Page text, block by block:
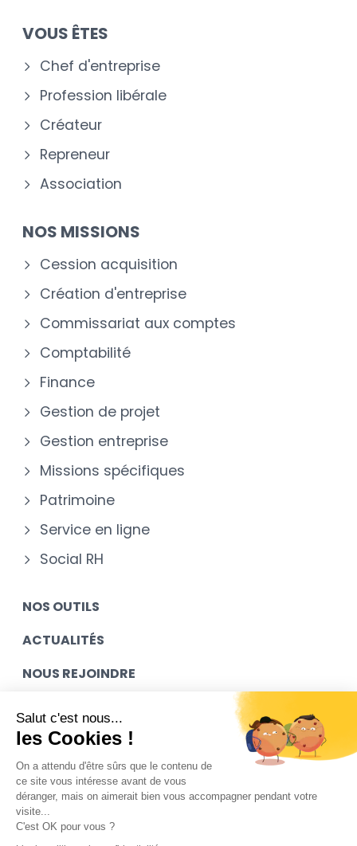
VOUS ÊTES
Chef d'entreprise
Profession libérale
Créateur
Repreneur
Association
NOS MISSIONS
Cession acquisition
Création d'entreprise
Commissariat aux comptes
Comptabilité
Finance
Gestion de projet
Gestion entreprise
Missions spécifiques
Patrimoine
Service en ligne
Social RH
NOS OUTILS
ACTUALITÉS
NOUS REJOINDRE
CONTACT
Mentions légales
Contact
Salut c'est nous...
les Cookies !
On a attendu d'être sûrs que le contenu de
ce site vous intéresse avant de vous
déranger, mais on aimerait bien vous accompagner pendant votre
visite...
C'est OK pour vous ?